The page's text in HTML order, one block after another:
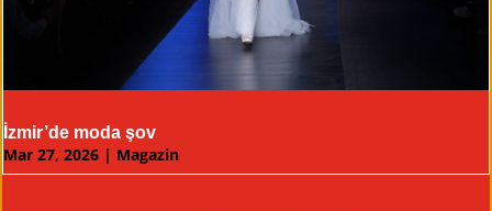
İzmir’de moda şov
Mar 27, 2026 | Magazin